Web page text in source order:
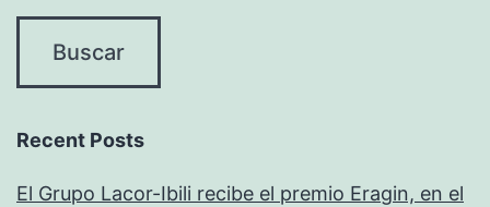
Recent Posts
El Grupo Lacor-Ibili recibe el premio Eragin, en el